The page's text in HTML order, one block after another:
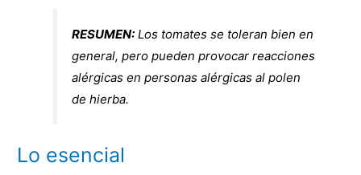
RESUMEN: Los tomates se toleran bien en
general, pero pueden provocar reacciones
alérgicas en personas alérgicas al polen
de hierba.
Lo esencial